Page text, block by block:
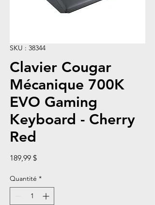
SKU : 38344
Clavier Cougar
Mécanique 700K
EVO Gaming
Keyboard - Cherry
Red
189,99 $Prix
Quantité *